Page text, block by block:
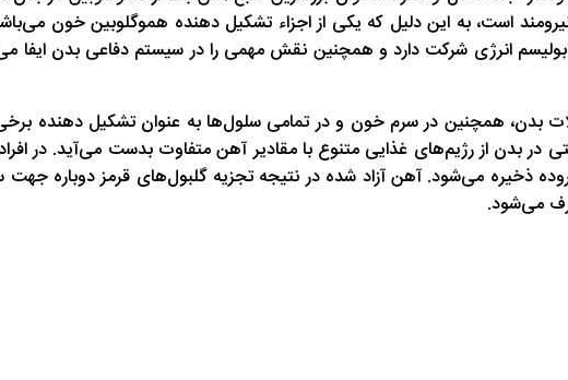
است، به این دلیل که یکی از اجزاء تشکیل دهنده هموگلوبین خون
انرژی شرکت دارد و همچنین نقش مهمی را در سیستم دفاعی بدن ایفا
بدن، همچنین در سرم خون و در تمامی سلول‌ها به عنوان تشکیل دهنده
ذخیره می‌شود. آهن آزاد شده در نتیجه تجزیه گلبول‌های قرمز دوباره جهت
می‌شود.